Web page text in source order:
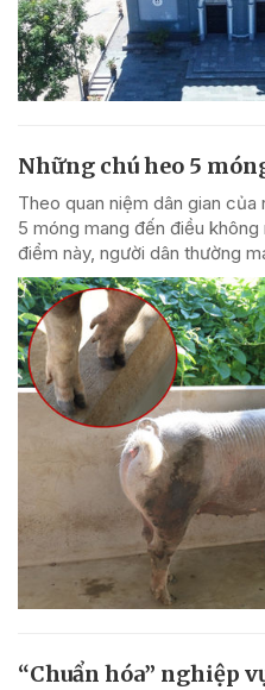
Những chú heo 5
Theo quan niệm dân gian
5 móng mang đến điều
điểm này, người dân thường
“Chuẩn hóa” nghiệp